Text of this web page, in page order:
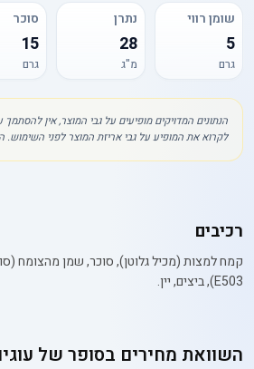
שומן רווי
5
גרם
נתרן
28
מ"ג
סוכר
15
גרם
הנתונים המדויקים מופיעים על גבי המוצר, אין
לקרוא את המופיע על גבי אריזת המוצר לפני
רכיבים
E503), ביצים, יין.
השוואת מחירים בסופר של